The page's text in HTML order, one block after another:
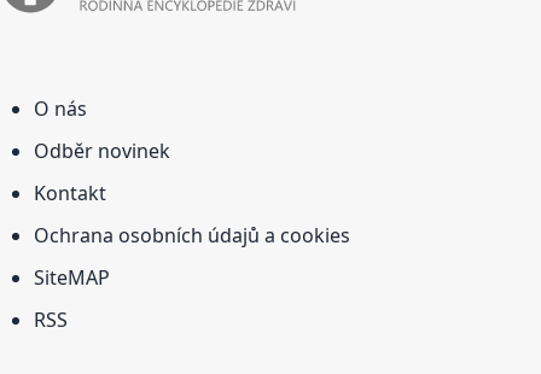
O nás
Odběr novinek
Kontakt
Ochrana osobních údajů a cookies
SiteMAP
RSS